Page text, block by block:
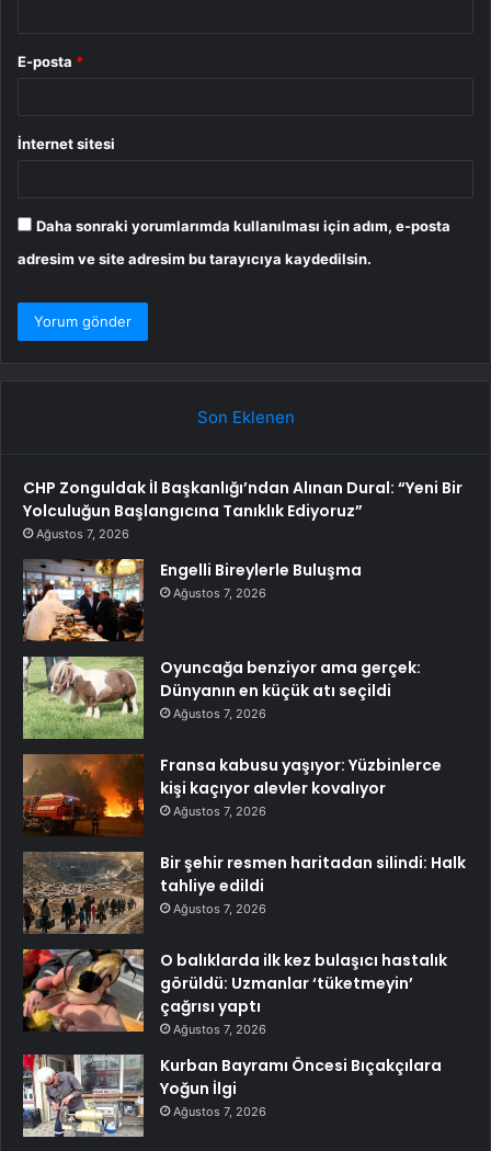
E-posta *
İnternet sitesi
Daha sonraki yorumlarımda kullanılması için adım, e-posta
adresim ve site adresim bu tarayıcıya kaydedilsin.
Son Eklenen
CHP Zonguldak İl Başkanlığı’ndan Alınan Dural: “Yeni Bir
Yolculuğun Başlangıcına Tanıklık Ediyoruz”
Ağustos 7, 2026
Engelli Bireylerle Buluşma
Ağustos 7, 2026
Oyuncağa benziyor ama gerçek:
Dünyanın en küçük atı seçildi
Ağustos 7, 2026
Fransa kabusu yaşıyor: Yüzbinlerce
kişi kaçıyor alevler kovalıyor
Ağustos 7, 2026
Bir şehir resmen haritadan silindi: Halk
tahliye edildi
Ağustos 7, 2026
O balıklarda ilk kez bulaşıcı hastalık
görüldü: Uzmanlar ‘tüketmeyin’
çağrısı yaptı
Ağustos 7, 2026
Kurban Bayramı Öncesi Bıçakçılara
Yoğun İlgi
Ağustos 7, 2026